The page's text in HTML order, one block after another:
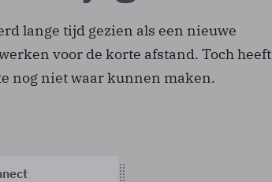
lange tijd gezien als een nieuwe
voor de korte afstand. Toch heeft
nog niet waar kunnen maken.